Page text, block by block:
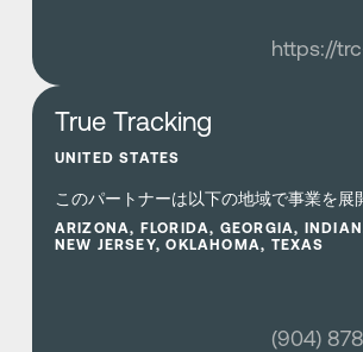
https://
True Tracking
UNITED STATES
このパートナーは以下の地域で事業を展
ARIZONA, FLORIDA, GEORGIA,
NEW JERSEY, OKLAHOMA, TEXAS
(904)
さらに詳しく